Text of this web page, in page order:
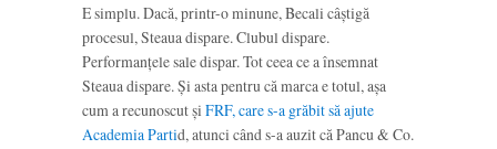
E simplu. Dacă, printr-o minune, Becali câștigă
procesul, Steaua dispare. Clubul dispare.
Performanțele sale dispar. Tot ceea ce a însemnat
Steaua dispare. Și asta pentru că marca e totul, așa
cum a recunoscut și FRF, care s-a grăbit să ajute
Academia Partid, atunci când s-a auzit că Pancu & Co.